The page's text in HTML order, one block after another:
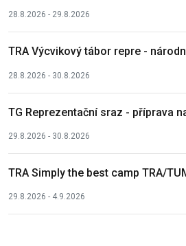
28.8.2026 - 29.8.2026
TRA Výcvikový tábor repre -
28.8.2026 - 30.8.2026
TG Reprezentační sraz - příprava
29.8.2026 - 30.8.2026
TRA Simply the best camp TRA/
29.8.2026 - 4.9.2026